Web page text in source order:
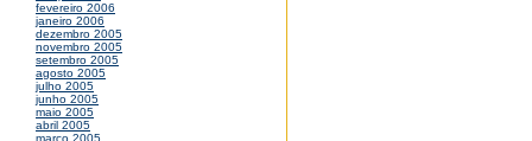
fevereiro 2006
janeiro 2006
dezembro 2005
novembro 2005
setembro 2005
agosto 2005
julho 2005
junho 2005
maio 2005
abril 2005